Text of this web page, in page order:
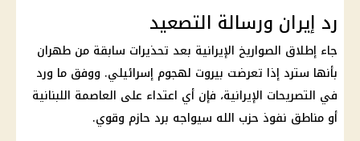
رد إيران ورسالة التصعيد
جاء إطلاق الصواريخ الإيرانية بعد تحذيرات سابقة من طهران
بأنها سترد إذا تعرضت بيروت لهجوم إسرائيلي. ووفق ما ورد
في التصريحات الإيرانية، فإن أي اعتداء على العاصمة اللبنانية
أو مناطق نفوذ حزب الله سيواجه برد حازم وقوي.